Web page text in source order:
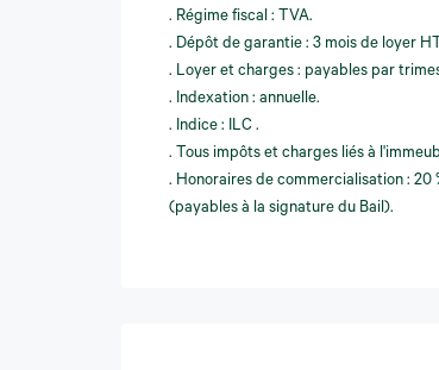
. Régime fiscal : TVA.
. Dépôt de garantie : 3 mois de loyer
. Loyer et charges : payables par
. Indexation : annuelle.
. Indice : ILC .
. Tous impôts et charges liés à
. Honoraires de commercialisation :
(payables à la signature du Bail).